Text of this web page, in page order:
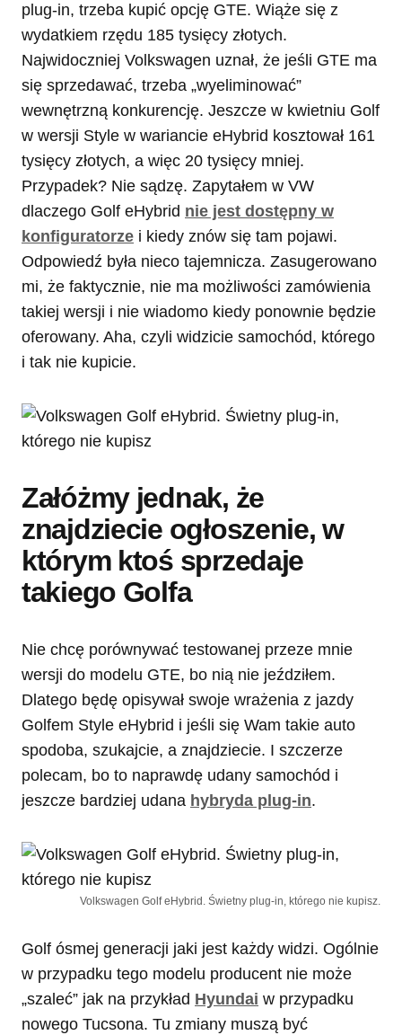
plug-in, trzeba kupić opcję GTE. Wiąże się z
wydatkiem rzędu 185 tysięcy złotych.
Najwidoczniej Volkswagen uznał, że jeśli GTE ma
się sprzedawać, trzeba „wyeliminować”
wewnętrzną konkurencję. Jeszcze w kwietniu Golf
w wersji Style w wariancie eHybrid kosztował 161
tysięcy złotych, a więc 20 tysięcy mniej.
Przypadek? Nie sądzę. Zapytałem w VW
dlaczego Golf eHybrid nie jest dostępny w
konfiguratorze i kiedy znów się tam pojawi.
Odpowiedź była nieco tajemnicza. Zasugerowano
mi, że faktycznie, nie ma możliwości zamówienia
takiej wersji i nie wiadomo kiedy ponownie będzie
oferowany. Aha, czyli widzicie samochód, którego
i tak nie kupicie.
Załóżmy jednak, że
znajdziecie ogłoszenie, w
którym ktoś sprzedaje
takiego Golfa
Nie chcę porównywać testowanej przeze mnie
wersji do modelu GTE, bo nią nie jeździłem.
Dlatego będę opisywał swoje wrażenia z jazdy
Golfem Style eHybrid i jeśli się Wam takie auto
spodoba, szukajcie, a znajdziecie. I szczerze
polecam, bo to naprawdę udany samochód i
jeszcze bardziej udana hybryda plug-in.
Volkswagen Golf eHybrid. Świetny plug-in, którego nie kupisz.
Golf ósmej generacji jaki jest każdy widzi. Ogólnie
w przypadku tego modelu producent nie może
„szaleć” jak na przykład Hyundai w przypadku
nowego Tucsona. Tu zmiany muszą być